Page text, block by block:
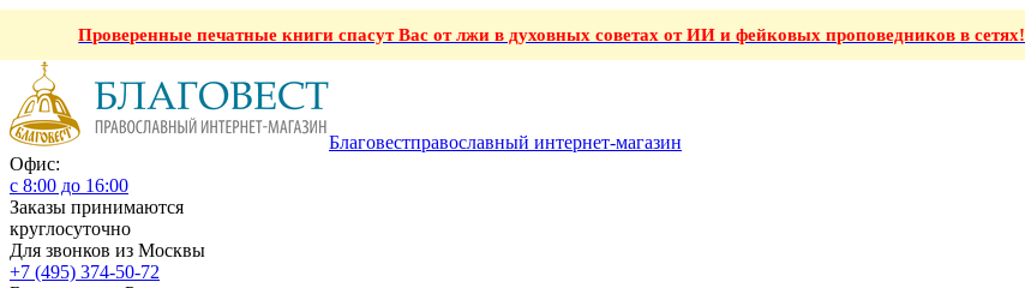
Проверенные печатные книги спасут Вас от лжи в духовных советах от ИИ и фейковых проповедников в сетях!
Благовестправославный интернет-магазин
Офис:
с 8:00 до 16:00
Заказы принимаются
круглосуточно
Для звонков из Москвы
+7 (495) 374-50-72